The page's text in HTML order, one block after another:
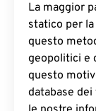
La maggior
statico per
questo
geopolitici e
questo
database